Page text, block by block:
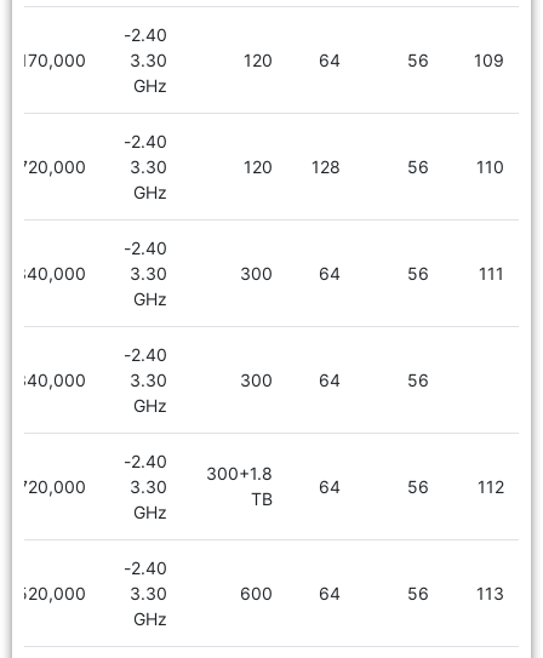
109
56
64
120
2.40-
3.30
GHz
5,170,000
110
56
128
120
2.40-
3.30
GHz
6,720,000
111
56
64
300
2.40-
3.30
GHz
5,340,000
56
64
300
2.40-
3.30
GHz
5,340,000
112
56
64
300+1.8
TB
2.40-
3.30
GHz
6,720,000
113
56
64
600
2.40-
3.30
GHz
5,520,000